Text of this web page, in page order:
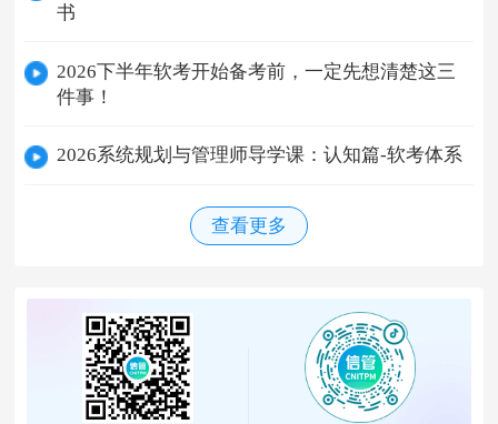
书
2026下半年软考开始备考前，一定先想清楚这三
件事！
2026系统规划与管理师导学课：认知篇-软考体系
查看更多